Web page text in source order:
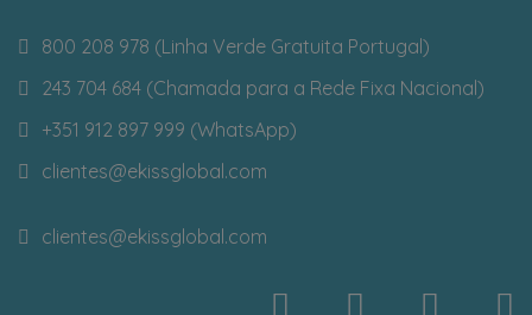
800 208 978 (Linha Verde Gratuita Portugal)
243 704 684 (Chamada para a Rede Fixa Nacional)
+351 912 897 999 (WhatsApp)
clientes@ekissglobal.com
clientes@ekissglobal.com